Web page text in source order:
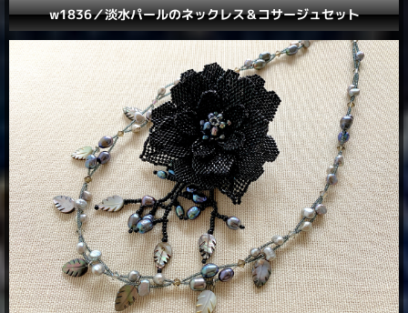
w1836／淡水パールのネックレス＆コサージュセット